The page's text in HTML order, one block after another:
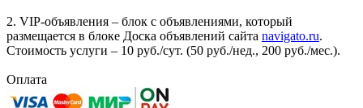
2. VIP-объявления – блок с объявлениями, который
размещается в блоке Доска объявлений сайта navigato.ru.
Стоимость услуги – 10 руб./сут. (50 руб./нед., 200 руб./мес.).
Оплата